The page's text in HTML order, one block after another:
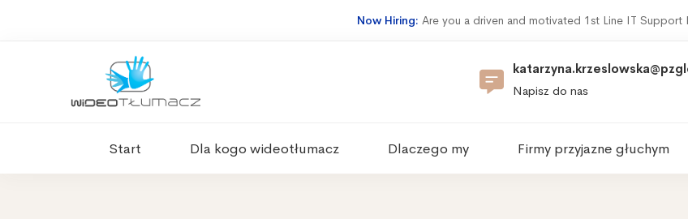
Now Hiring: Are you a driven and motivated 1st Line IT Support
Napisz do nas
Start Dla kogo wideotłumacz Dlaczego my Firmy przyjazne głuchym